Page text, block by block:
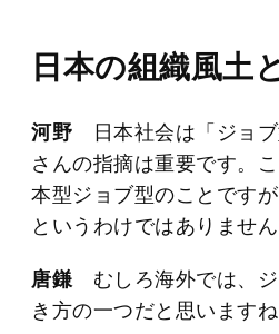
日本の組織風土
河野 日本社会は「ジョブ
さんの指摘は重要です。
本型ジョブ型のことです
というわけではありません
唐鎌 むしろ海外では、ジ
き方の一つだと思いますね